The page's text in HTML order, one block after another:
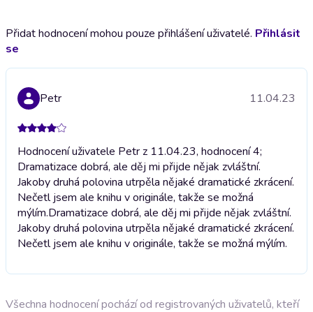
Přidat hodnocení mohou pouze přihlášení uživatelé. Přihlásit
se
Petr 11.04.23
Hodnocení uživatele Petr z 11.04.23, hodnocení 4;
Dramatizace dobrá, ale děj mi přijde nějak zvláštní.
Jakoby druhá polovina utrpěla nějaké dramatické zkrácení.
Nečetl jsem ale knihu v originále, takže se možná
mýlím.Dramatizace dobrá, ale děj mi přijde nějak zvláštní.
Jakoby druhá polovina utrpěla nějaké dramatické zkrácení.
Nečetl jsem ale knihu v originále, takže se možná mýlím.
Všechna hodnocení pochází od registrovaných uživatelů, kteří